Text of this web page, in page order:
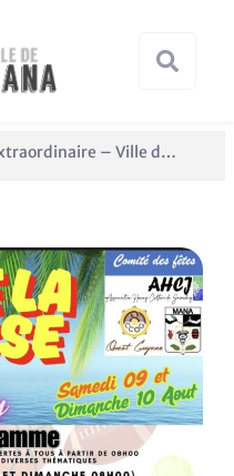
Panne des réseaux Orange sur le territoire de Mana